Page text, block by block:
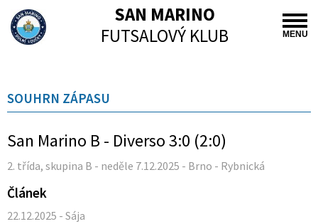
MENU
SAN MARINO
FUTSALOVÝ KLUB
SOUHRN ZÁPASU
San Marino B - Diverso 3:0 (2:0)
2. třída, skupina B - neděle 7.12.2025 - Brno - Rybnická
Článek
22.12.2025 - Sája